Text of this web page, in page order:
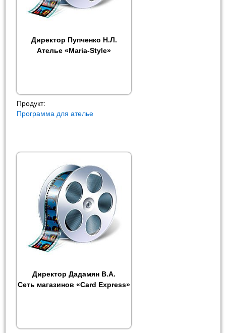
Директор Пупченко Н.Л.
Ателье «Maria-Style»
Продукт:
Программа для ателье
Директор Дадамян В.А.
Сеть магазинов «Card Express»